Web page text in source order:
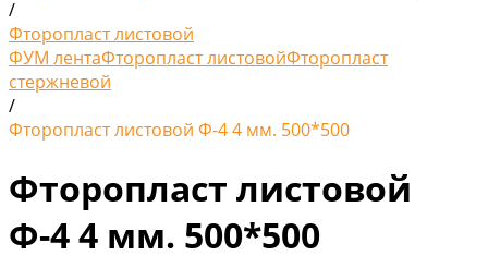
/
Фторопласт листовой
ФУМ лентаФторопласт листовойФторопласт
стержневой
/
Фторопласт листовой Ф-4 4 мм. 500*500
Фторопласт листовой
Ф-4 4 мм. 500*500